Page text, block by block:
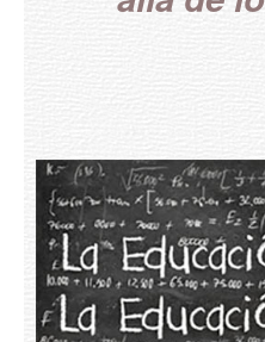
Todos los temas
Ponentes
Prensa
Colabora